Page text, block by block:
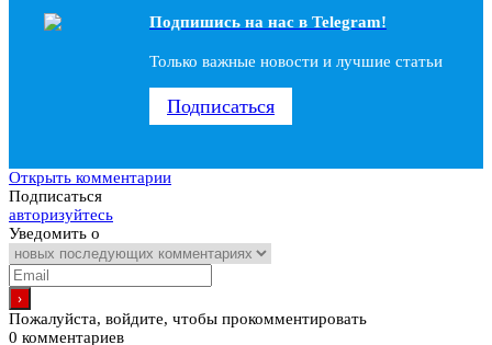
Подпишись на наc в Telegram!
Только важные новости и лучшие статьи
Подписаться
Открыть комментарии
Подписаться
авторизуйтесь
Уведомить о
Пожалуйста, войдите, чтобы прокомментировать
0 комментариев